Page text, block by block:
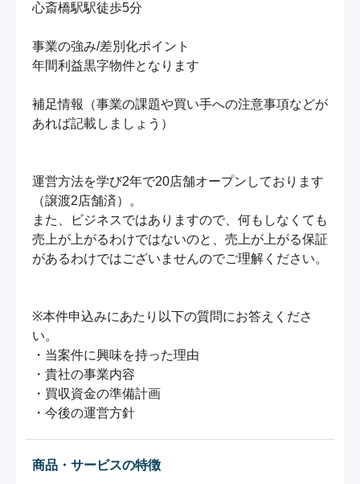
心斎橋駅駅徒歩5分
事業の強み/差別化ポイント
年間利益黒字物件となります
補足情報（事業の課題や買い手への注意事項などが
あれば記載しましょう）
運営方法を学び2年で20店舗オープンしております
（譲渡2店舗済）。
また、ビジネスではありますので、何もしなくても
売上が上がるわけではないのと、売上が上がる保証
があるわけではございませんのでご理解ください。
※本件申込みにあたり以下の質問にお答えくださ
い。
・当案件に興味を持った理由
・貴社の事業内容
・買収資金の準備計画
・今後の運営方針
商品・サービスの特徴